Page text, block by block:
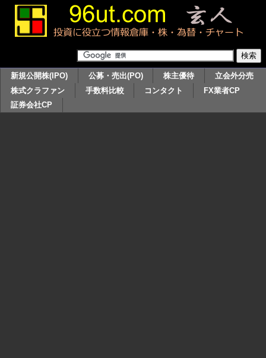
新規公開株(IPO) 公募・売出(PO) 株主優待
立会外分売
株式クラファン
手数料比較 コンタクト
FX業者CP
証券会社CP